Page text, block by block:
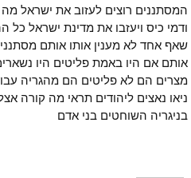
המסתננים רוצים לעזוב את ישראל
ודמי כיס ויעזבו את מדינת ישראל כל
שאף אחד לא מענין אותו אותם
אותם אם היו באמת פליטים היו
מצרים הם לא פליטים הם מהגריה
ניאו נאצים ליהודים תראי מה קורה
בניגריה השוחטים בני אדם